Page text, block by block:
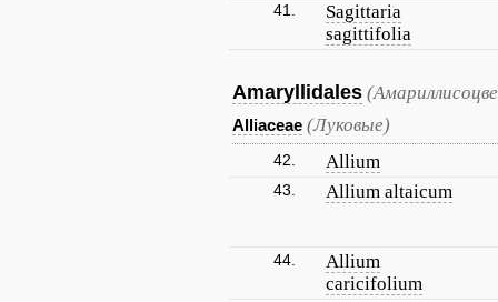
41.
Sagittaria
sagittifolia
Amaryllidales
Alliaceae (Луковые)
42. Allium
43. Allium altaicum
44.
Allium
caricifolium